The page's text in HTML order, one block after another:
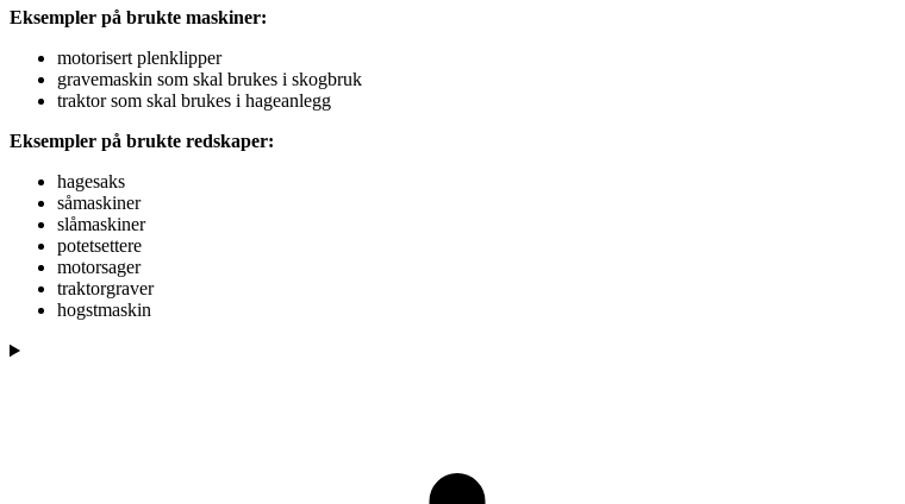
Eksempler på brukte maskiner:
motorisert plenklipper
gravemaskin som skal brukes i skogbruk
traktor som skal brukes i hageanlegg
Eksempler på brukte redskaper:
hagesaks
såmaskiner
slåmaskiner
potetsettere
motorsager
traktorgraver
hogstmaskin